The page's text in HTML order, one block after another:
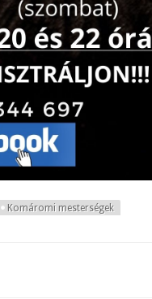
Komáromi mesterségek